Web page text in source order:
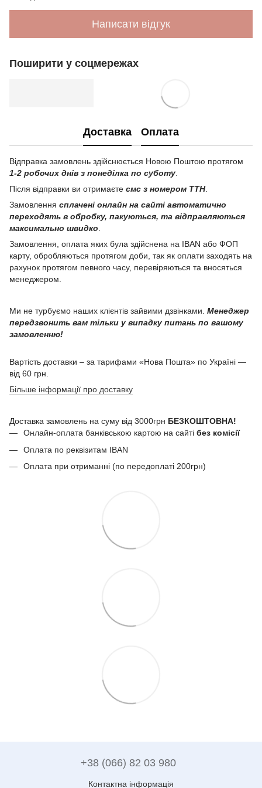
Написати відгук
Поширити у соцмережах
Доставка Оплата
Відправка замовлень здійснюється Новою Поштою протягом
1-2 робочих днів з понеділка по суботу.
Після відправки ви отримаєте смс з номером ТТН.
Замовлення сплачені онлайн на сайті автоматично
переходять в обробку, пакуються, та відправляються
максимально швидко.
Замовлення, оплата яких була здійснена на IBAN або ФОП
карту, обробляються протягом доби, так як оплати заходять на
рахунок протягом певного часу, перевіряються та вносяться
менеджером.
Ми не турбуємо наших клієнтів зайвими дзвінками. Менеджер
передзвонить вам тільки у випадку питань по вашому
замовленню!
Вартість доставки – за тарифами «Нова Пошта» по Україні —
від 60 грн.
Більше інформації про доставку
Доставка замовлень на суму від 3000грн БЕЗКОШТОВНА!
Онлайн-оплата банківською картою на сайті без комісії
Оплата по реквізитам IBAN
Оплата при отриманні (по передоплаті 200грн)
+38 (066) 82 03 980
Контактна інформація